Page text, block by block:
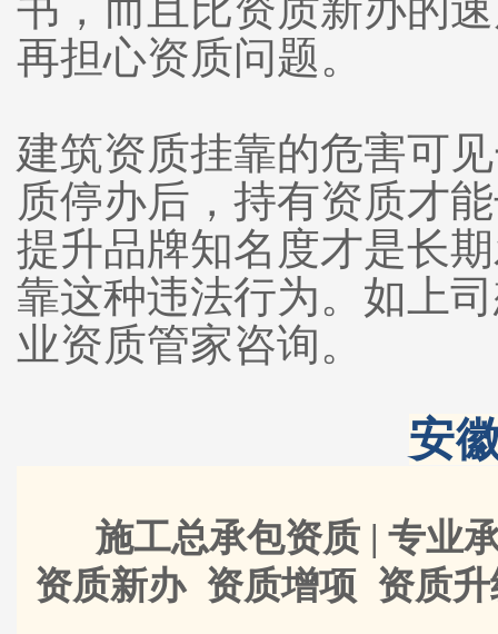
再担心资质问题。
建筑资质挂靠的危害可
质停办后，持有资质才
提升品牌知名度才是长
靠这种违法行为。如上
业资质管家咨询。
安
施工总承包资质 | 专业
资质新办 资质增项 资质